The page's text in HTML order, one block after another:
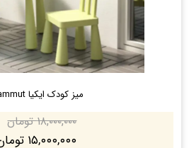
میز کودک ایکیا mammut
۱۸,۰۰۰,۰۰۰ تومان
۱۵,۰۰۰,۰۰۰ تومان